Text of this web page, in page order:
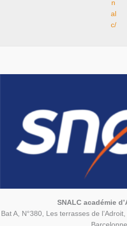
n
al
c/
SNALC académie
Bat A, N°380, Les terrasses de